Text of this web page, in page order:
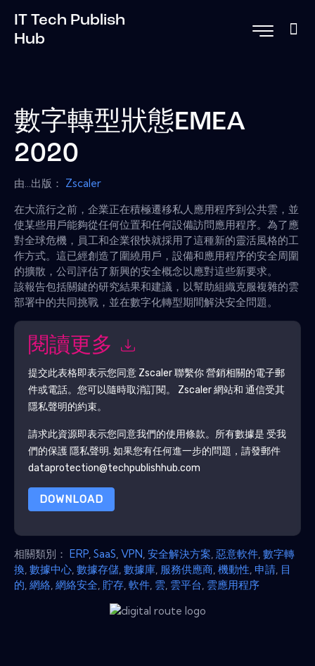
IT Tech Publish
Hub
數字轉型狀態EMEA
2020
由...出版： Zscaler
在大流行之前，企業正在積極遷移私人應用程序到公共雲，並
使某些用戶能夠從任何位置和任何設備訪問應用程序。為了應
對全球危機，員工和企業很快就採用了這種新的靈活風格的工
作方式。這已經創造了圍繞用戶，設備和應用程序的安全周圍
的擴散，公司評估了新興的安全概念以應對這些新要求。
該報告包括關鍵的研究結果和建議，以幫助組織克服複雜的雲
部署中的共同挑戰，並在數字化轉型期間解決安全問題。
閱讀更多
提交此表格即表示您同意 Zscaler聯繫你 營銷相關的電子郵
件或電話。您可以隨時取消訂閱。 Zscaler網站和 通信受其
隱私聲明的約束。
請求此資源即表示您同意我們的使用條款。所有數據是 受我
們的保護 隱私聲明. 如果您有任何進一步的問題，請發郵件
dataprotection@techpublishhub.com
DOWNLOAD
相關類別： ERP SaaS VPN 安全解決方案 惡意軟件 數字轉
換 數據中心 數據存儲 數據庫 服務供應商 機動性 申請 目
的 網絡 網絡安全 貯存 軟件 雲 雲平台 雲應用程序